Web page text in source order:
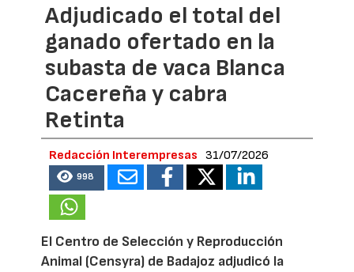
Adjudicado el total del
ganado ofertado en la
subasta de vaca Blanca
Cacereña y cabra
Retinta
Redacción Interempresas 31/07/2026
998
El Centro de Selección y Reproducción
Animal (Censyra) de Badajoz adjudicó la